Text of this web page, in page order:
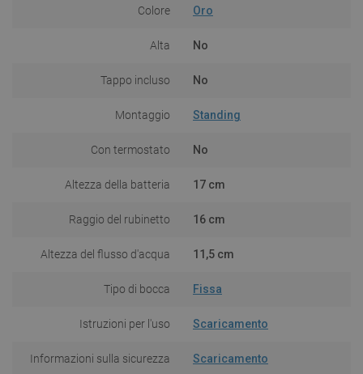
Colore Oro
Alta No
Tappo incluso No
Montaggio Standing
Con termostato No
Altezza della batteria 17 cm
Raggio del rubinetto 16 cm
Altezza del flusso d'acqua 11,5 cm
Tipo di bocca Fissa
Istruzioni per l'uso Scaricamento
Informazioni sulla sicurezza Scaricamento